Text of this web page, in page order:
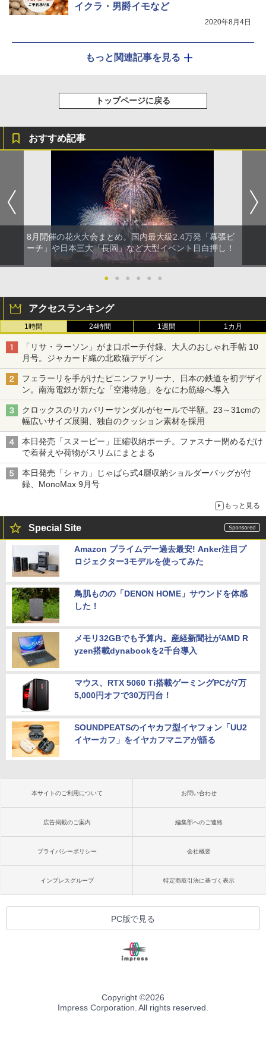
イクラ・男爵イモなど
2020年8月4日
もっと関連記事を見る
トップページに戻る
おすすめ記事
8月開催の花火大会まとめ。国内最大級2.4万発「幕張ビ
ーチ」や日本三大「長岡」など大型イベント目白押し！
● ● ● ● ● ●
アクセスランキング
1時間 24時間 1週間 1カ月
「リサ・ラーソン」がま口ポーチ付録、大人のおしゃれ手帖 10
月号。ジャカード織の北欧猫デザイン
フェラーリを手がけたピニンファリーナ、日本の鉄道を初デザイ
ン。南海電鉄が新たな「空港特急」をなにわ筋線へ導入
クロックスのリカバリーサンダルがセールで半額。23～31cmの
幅広いサイズ展開、独自のクッション素材を採用
本日発売「スヌーピー」圧縮収納ポーチ。ファスナー閉めるだけ
で着替えや荷物がスリムにまとまる
本日発売「シャカ」じゃばら式4層収納ショルダーバッグが付
録、MonoMax 9月号
もっと見る
Special Site
Amazon プライムデー過去最安! Anker注目プ
ロジェクター3モデルを使ってみた
鳥肌ものの「DENON HOME」サウンドを体感
した！
メモリ32GBでも予算内。産経新聞社がAMD R
yzen搭載dynabookを2千台導入
マウス、RTX 5060 Ti搭載ゲーミングPCが7万
5,000円オフで30万円台！
SOUNDPEATSのイヤカフ型イヤフォン「UU2
イヤーカフ」をイヤカフマニアが語る
本サイトのご利用について お問い合わせ
広告掲載のご案内 編集部へのご連絡
プライバシーポリシー 会社概要
インプレスグループ 特定商取引法に基づく表示
PC版で見る
Copyright ©2026
Impress Corporation. All rights reserved.